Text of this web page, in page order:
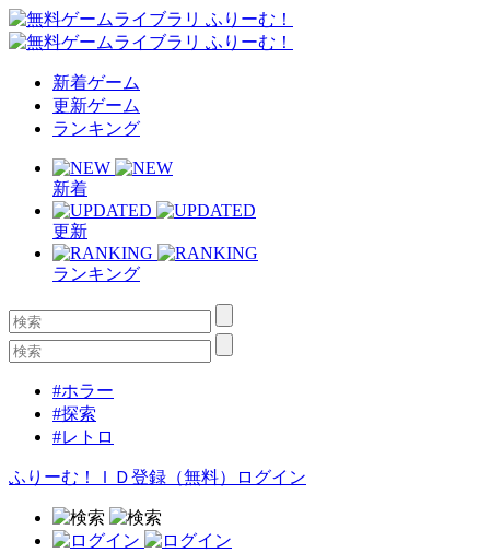
新着ゲーム
更新ゲーム
ランキング
新着
更新
ランキング
#ホラー
#探索
#レトロ
ふりーむ！ＩＤ登録（無料） ログイン